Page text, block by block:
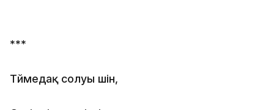
***
Түймедақ солуы үшін,